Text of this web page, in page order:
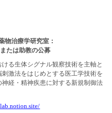
物治療学研究室：
たは助教の公募
る生体シグナル観察技術を主軸と
激法をはじめとする医工学技術を
経・精神疾患に対する新規制御法